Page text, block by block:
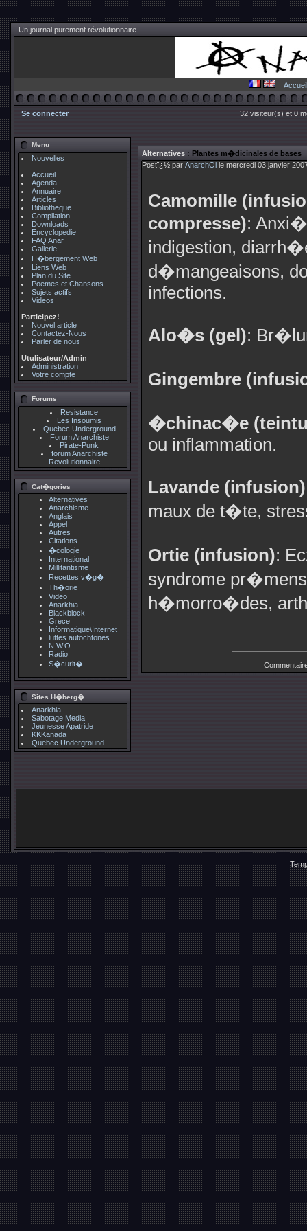
Un journal purement révolutionnaire
Accueil
Se connecter 32 visiteur(s) et 0
Menu
Nouvelles
Accueil
Agenda
Annuaire
Articles
Bibliotheque
Compilation
Downloads
Encyclopedie
FAQ Anar
Gallerie
H�bergement Web
Liens Web
Plan du Site
Poemes et Chansons
Sujets actifs
Videos
Participez!
Nouvel article
Contactez-Nous
Parler de nous
Utulisateur/Admin
Administration
Votre compte
Forums
Resistance
Les Insoumis
Quebec Underground
Forum Anarchiste
Pirate-Punk
forum Anarchiste
Revolutionnaire
Cat�gories
Alternatives
Anarchisme
Anglais
Appel
Autres
Citations
�cologie
International
Millitantisme
Recettes v�g�
Th�orie
Video
Anarkhia
Blackblock
Grece
Informatique\Internet
luttes autochtones
N.W.O
Radio
S�curit�
Sites H�berg�
Anarkhia
Sabotage Media
Jeunesse Apatride
KKKanada
Quebec Underground
Alternatives : Plantes m�dicinales de bases
Postï¿½ par AnarchOi le mercredi 03 janvier
Camomille
compresse):
indigestion,
d�mangeaisons,
infections.
Alo�s (gel):
Gingembre
�chinac�e
ou inflammation.
Lavande (infusion)
maux de t�te,
Ortie (infusion):
syndrome
h�morro�des,